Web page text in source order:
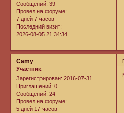
Сообщений: 39
Провел на форуме:
7 дней 7 часов
Последний визит:
2026-08-05 21:34:34
Camy
Участник
Зарегистрирован: 2016-07-31
Приглашений: 0
Сообщений: 24
Провел на форуме:
5 дней 17 часов